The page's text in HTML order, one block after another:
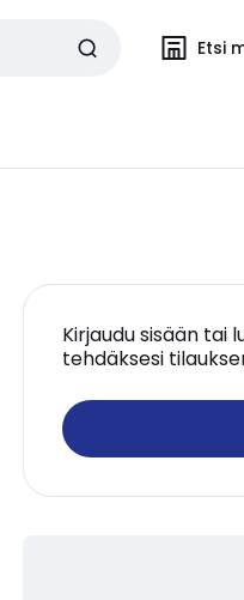
Etsi
Kirjaudu sisään tai
tehdäksesi